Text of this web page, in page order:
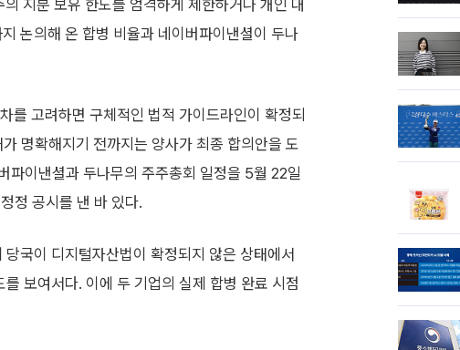
지분 보유 한도를 엄격하게 제한하거나 개인 대
논의해 온 합병 비율과 네이버파이낸셜이 두나
를 고려하면 구체적인 법적 가이드라인이 확정되
명확해지기 전까지는 양사가 최종 합의안을 도
파이낸셜과 두나무의 주주총회 일정을 5월 22일
정 공시를 낸 바 있다.
국이 디지털자산법이 확정되지 않은 상태에서
보여서다. 이에 두 기업의 실제 합병 완료 시점